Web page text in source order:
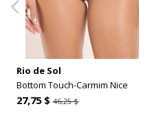
Rio de Sol
Bottom Touch-Carmim Nice
27,75 $46,25 $